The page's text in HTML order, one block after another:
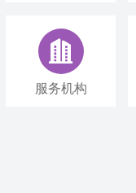

服务机构